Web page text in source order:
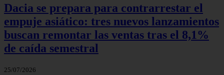
Dacia se prepara para contrarrestar el
empuje asiático: tres nuevos lanzamientos
buscan remontar las ventas tras el 8,1%
de caída semestral
25/07/2026